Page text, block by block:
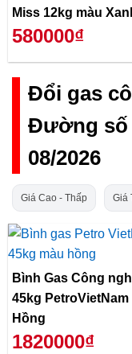
Miss 12kg màu
580000₫
Đổi gas
Đường số
08/2026
Giá Cao - Thấp Giá
Bình Gas Công
45kg PetroVietNam
Hồng
1820000₫